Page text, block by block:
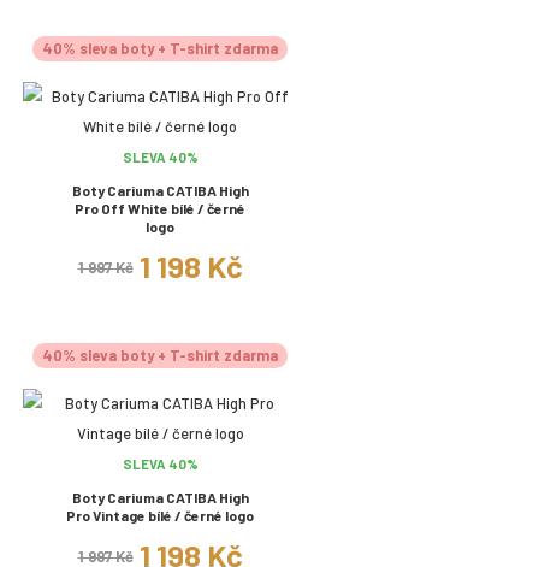
40% sleva boty + T-shirt zdarma
SLEVA 40%
Boty Cariuma CATIBA High
Pro Off White bílé / černé
logo
1 997 Kč 1 198 Kč
40% sleva boty + T-shirt zdarma
SLEVA 40%
Boty Cariuma CATIBA High
Pro Vintage bílé / černé logo
1 997 Kč 1 198 Kč